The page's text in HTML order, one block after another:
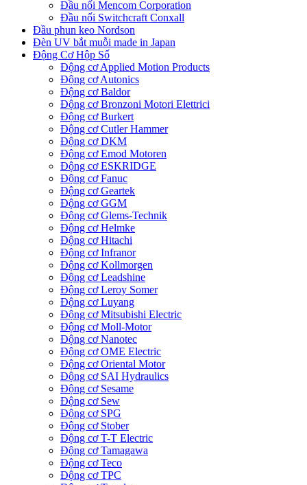
Đầu nối Mencom Corporation
Đầu nối Switchcraft Conxall
Đầu phun keo Nordson
Đèn UV bắt muỗi made in Japan
Động Cơ Hộp Số
Động cơ Applied Motion Products
Động cơ Autonics
Động cơ Baldor
Động cơ Bronzoni Motori Elettrici
Động cơ Burkert
Động cơ Cutler Hammer
Động cơ DKM
Động cơ Emod Motoren
Động cơ ESKRIDGE
Động cơ Fanuc
Động cơ Geartek
Động cơ GGM
Động cơ Glems-Technik
Động cơ Helmke
Động cơ Hitachi
Động cơ Infranor
Động cơ Kollmorgen
Động cơ Leadshine
Động cơ Leroy Somer
Động cơ Luyang
Động cơ Mitsubishi Electric
Động cơ Moll-Motor
Động cơ Nanotec
Động cơ OME Electric
Động cơ Oriental Motor
Động cơ SAI Hydraulics
Động cơ Sesame
Động cơ Sew
Động cơ SPG
Động cơ Stober
Động cơ T-T Electric
Động cơ Tamagawa
Động cơ Teco
Động cơ TPC